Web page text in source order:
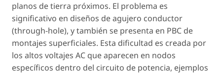
planos de tierra próximos. El problema es
significativo en diseños de agujero conductor
(through-hole), y también se presenta en PBC de
montajes superficiales. Esta dificultad es creada por
los altos voltajes AC que aparecen en nodos
específicos dentro del circuito de potencia, ejemplos